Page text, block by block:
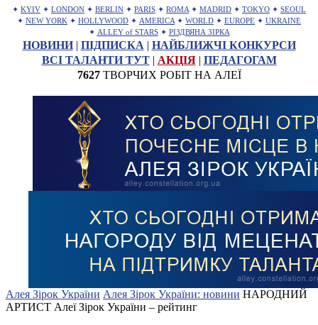
✦ KYIV ✦ LONDON ✦ BERLIN ✦ PARIS ✦ ROMA ✦ MADRID ✦ TOKYO ✦ SEOUL
✦ NEW YORK ✦ HOLLYWOOD ✦ AMERICA ✦ WORLD ✦ EUROPE ✦ UKRAINE
✦ ALLEY of STARS ✦ РІЗДВЯНА ЗІРКА
НОВИНИ| ПІДПИСКА | НАЙБЛИЖЧІ КОНКУРСИ
ВСІ ТАЛАНТИ ТУТ| АКЦІЯ| ПЕДАГОГАМ
7627ТВОРЧИХ РОБІТ НА АЛЕЇ
Алея Зірок України Алея Зірок України: новини НАРОДНИЙ
АРТИСТ Алеї Зірок України – рейтинг